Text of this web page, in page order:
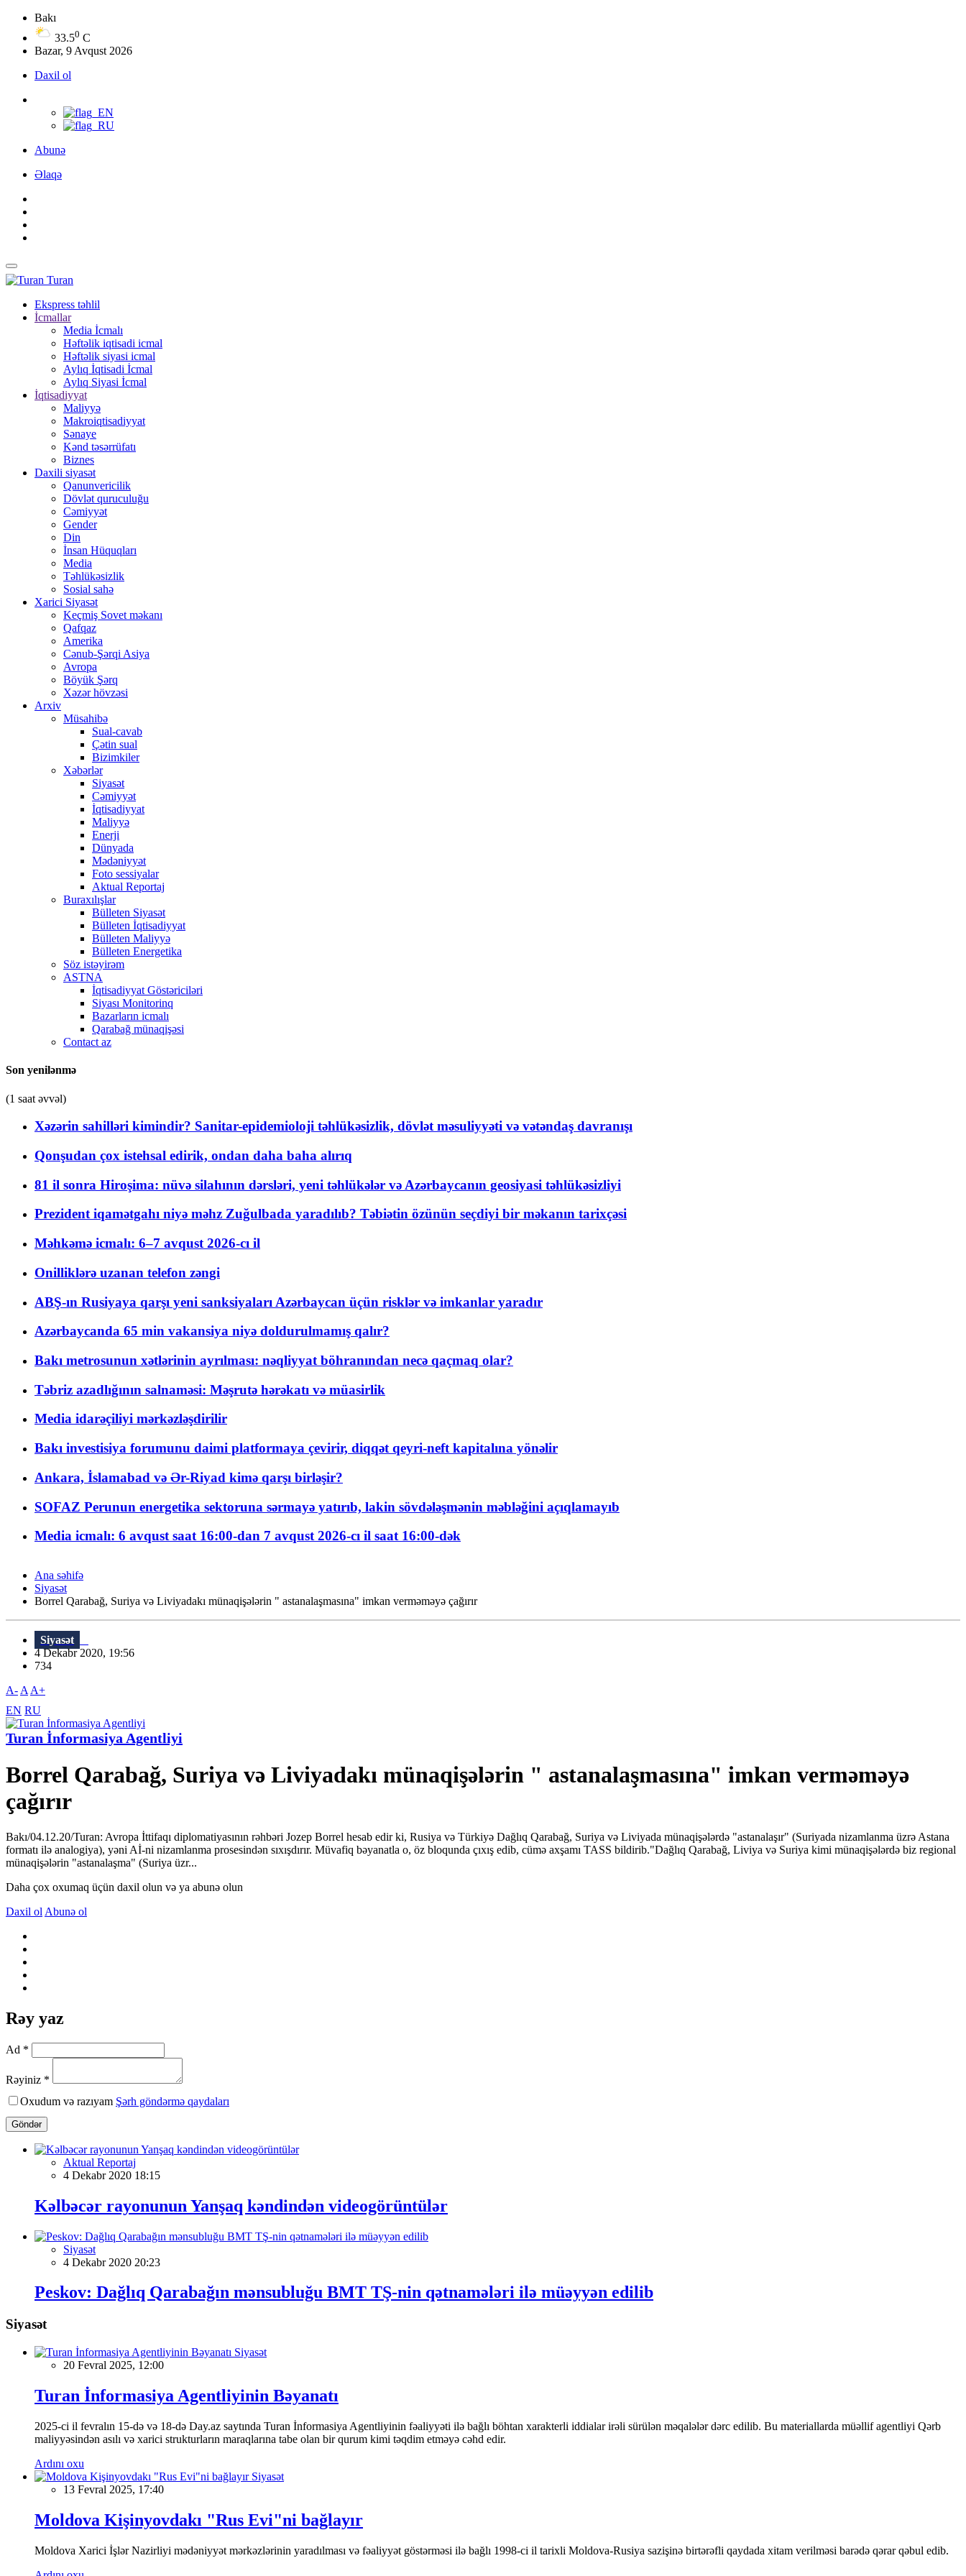
Bakı
33.50 C
Bazar, 9 Avqust 2026
Daxil ol
Abunə
Əlaqə
Turan
Ekspress təhlil
İcmallar
Media İcmalı
Həftəlik iqtisadi icmal
Həftəlik siyasi icmal
Aylıq İqtisadi İcmal
Aylıq Siyasi İcmal
İqtisadiyyat
Maliyyə
Makroiqtisadiyyat
Sənaye
Kənd təsərrüfatı
Biznes
Daxili siyasət
Qanunvericilik
Dövlət quruculuğu
Cəmiyyət
Gender
Din
İnsan Hüquqları
Media
Təhlükəsizlik
Sosial sahə
Xarici Siyasət
Keçmiş Sovet məkanı
Qafqaz
Amerika
Cənub-Şərqi Asiya
Avropa
Böyük Şərq
Xəzər hövzəsi
Arxiv
Müsahibə
Sual-cavab
Çətin sual
Bizimkiler
Xəbərlər
Siyasət
Cəmiyyət
İqtisadiyyat
Maliyyə
Enerji
Dünyada
Mədəniyyət
Foto sessiyalar
Aktual Reportaj
Buraxılışlar
Bülleten Siyasət
Bülleten İqtisadiyyat
Bülleten Maliyyə
Bülleten Energetika
Söz istəyirəm
ASTNA
İqtisadiyyat Göstəriciləri
Siyası Monitorinq
Bazarların icmalı
Qarabağ münaqişəsi
Contact az
Son yenilənmə
(1 saat əvvəl)
Xəzərin sahilləri kimindir? Sanitar-epidemioloji təhlükəsizlik, dövlət məsuliyyəti və vətəndaş davranışı
Qonşudan çox istehsal edirik, ondan daha baha alırıq
81 il sonra Hiroşima: nüvə silahının dərsləri, yeni təhlükələr və Azərbaycanın geosiyasi təhlükəsizliyi
Prezident iqamətgahı niyə məhz Zuğulbada yaradılıb? Təbiətin özünün seçdiyi bir məkanın tarixçəsi
Məhkəmə icmalı: 6–7 avqust 2026-cı il
Onilliklərə uzanan telefon zəngi
ABŞ-ın Rusiyaya qarşı yeni sanksiyaları Azərbaycan üçün risklər və imkanlar yaradır
Azərbaycanda 65 min vakansiya niyə doldurulmamış qalır?
Bakı metrosunun xətlərinin ayrılması: nəqliyyat böhranından necə qaçmaq olar?
Təbriz azadlığının salnaməsi: Məşrutə hərəkatı və müasirlik
Media idarəçiliyi mərkəzləşdirilir
Bakı investisiya forumunu daimi platformaya çevirir, diqqət qeyri-neft kapitalına yönəlir
Ankara, İslamabad və Ər-Riyad kimə qarşı birləşir?
SOFAZ Perunun energetika sektoruna sərmayə yatırıb, lakin sövdələşmənin məbləğini açıqlamayıb
Media icmalı: 6 avqust saat 16:00-dan 7 avqust 2026-cı il saat 16:00-dək
Ana səhifə
Siyasət
Borrel Qarabağ, Suriya və Liviyadakı münaqişələrin " astanalaşmasına" imkan verməməyə çağırır
Siyasət
4 Dekabr 2020, 19:56
734
A- A A+
EN RU
Turan İnformasiya Agentliyi
Borrel Qarabağ, Suriya və Liviyadakı münaqişələrin " astanalaşmasına" imkan verməməyə
çağırır
Bakı/04.12.20/Turan: Avropa İttifaqı diplomatiyasının rəhbəri Jozep Borrel hesab edir ki, Rusiya və Türkiyə Dağlıq Qarabağ, Suriya və Liviyada münaqişələrdə "astanalaşır" (Suriyada nizamlanma üzrə Astana
formatı ilə analogiya), yəni Aİ-ni nizamlanma prosesindən sıxışdırır. Müvafiq bəyanatla o, öz bloqunda çıxış edib, cümə axşamı TASS bildirib."Dağlıq Qarabağ, Liviya və Suriya kimi münaqişələrdə biz regional
münaqişələrin "astanalaşma" (Suriya üzr...
Daha çox oxumaq üçün daxil olun və ya abunə olun
Daxil ol Abunə ol
Rəy yaz
Ad *
Rəyiniz *
Oxudum və razıyam Şərh göndərmə qaydaları
Göndər
Aktual Reportaj
4 Dekabr 2020 18:15
Kəlbəcər rayonunun Yanşaq kəndindən videogörüntülər
Siyasət
4 Dekabr 2020 20:23
Peskov: Dağlıq Qarabağın mənsubluğu BMT TŞ-nin qətnamələri ilə müəyyən edilib
Siyasət
Siyasət
20 Fevral 2025, 12:00
Turan İnformasiya Agentliyinin Bəyanatı
2025-ci il fevralın 15-də və 18-də Day.az saytında Turan İnformasiya Agentliyinin fəaliyyəti ilə bağlı böhtan xarakterli iddialar irəli sürülən məqalələr dərc edilib. Bu materiallarda müəllif agentliyi Qərb
maliyyəsindən asılı və xarici strukturların maraqlarına tabe olan bir qurum kimi təqdim etməyə cəhd edir.
Ardını oxu
Siyasət
13 Fevral 2025, 17:40
Moldova Kişinyovdakı "Rus Evi"ni bağlayır
Moldova Xarici İşlər Nazirliyi mədəniyyət mərkəzlərinin yaradılması və fəaliyyət göstərməsi ilə bağlı 1998-ci il tarixli Moldova-Rusiya sazişinə birtərəfli qaydada xitam verilməsi barədə qərar qəbul edib.